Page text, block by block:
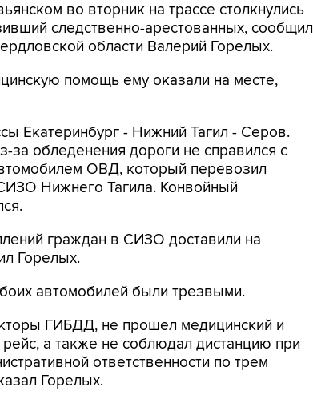
во вторник на трассе столкнулись
следственно-арестованных, сообщил
области Валерий Горелых.
помощь ему оказали на месте,
Екатеринбург - Нижний Тагил - Серов.
за обледенения дороги не справился с
ОВД, который перевозил
Нижнего Тагила. Конвойный
граждан в СИЗО доставили на
Горелых.
автомобилей были трезвыми.
ГИБДД, не прошел медицинский и
а также не соблюдал дистанцию при
ответственности по трем
Горелых.